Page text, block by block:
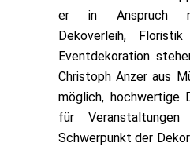
er in Anspruch
Dekoverleih,
Eventdekoration
Christoph Anzer aus
möglich, hochwertige
für
Schwerpunkt der